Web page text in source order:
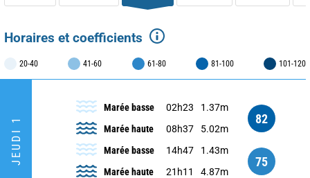
Horaires et coefficients
20-40 41-60 61-80 81-100 101-120
JEUDI 1
Marée basse 02h23
1.37m
Marée haute
08h37 5.02m
82
Marée basse 14h47
1.43m
Marée haute
21h11 4.87m
75